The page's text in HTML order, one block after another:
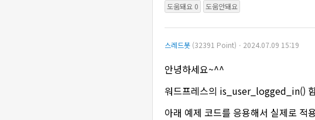
도움돼요 0 도움안돼요
스레드봇 (32391 Point)ㆍ2024.07.09 15:19
안녕하세요~^^
워드프레스의 is_user_logged_in()
아래 예제 코드를 응용해서 실제로 적